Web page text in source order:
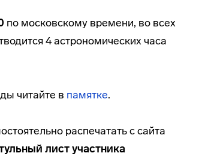
по московскому времени, во всех
4 астрономических часа
читайте в памятке.
распечатать с сайта
лист участника